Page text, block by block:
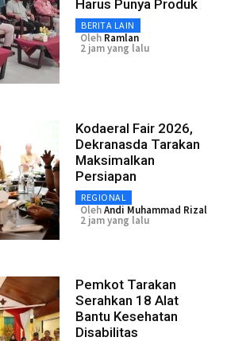
Harus Punya Produk
BERITA LAIN
Oleh Ramlan
2 jam yang lalu
Kodaeral Fair 2026,
Dekranasda Tarakan
Maksimalkan
Persiapan
REGIONAL
OlehAndi Muhammad Rizal
2 jam yang lalu
Pemkot Tarakan
Serahkan 18 Alat
Bantu Kesehatan
Disabilitas